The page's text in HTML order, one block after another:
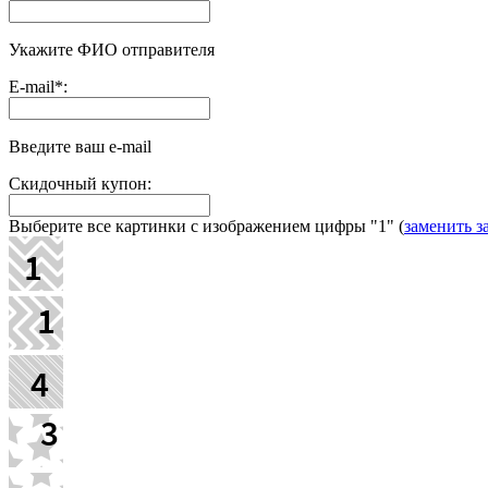
Укажите ФИО отправителя
E-mail*:
Введите ваш e-mail
Скидочный купон:
Выберите все картинки с изображением цифры "1" (заменить